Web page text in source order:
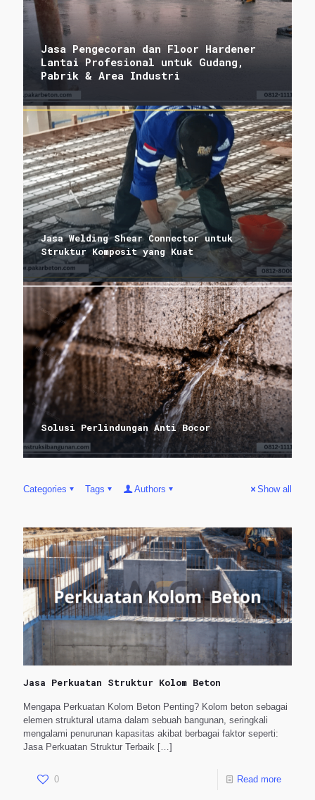
Jasa Pengecoran dan Floor Hardener
Lantai Profesional untuk Gudang,
Pabrik & Area Industri
Jasa Welding Shear Connector untuk
Struktur Komposit yang Kuat
Solusi Perlindungan Anti Bocor
Categories Tags Authors Show all
Jasa Perkuatan Struktur Kolom Beton
Mengapa Perkuatan Kolom Beton Penting? Kolom beton sebagai
elemen struktural utama dalam sebuah bangunan, seringkali
mengalami penurunan kapasitas akibat berbagai faktor seperti:
Jasa Perkuatan Struktur Terbaik […]
0 Read more